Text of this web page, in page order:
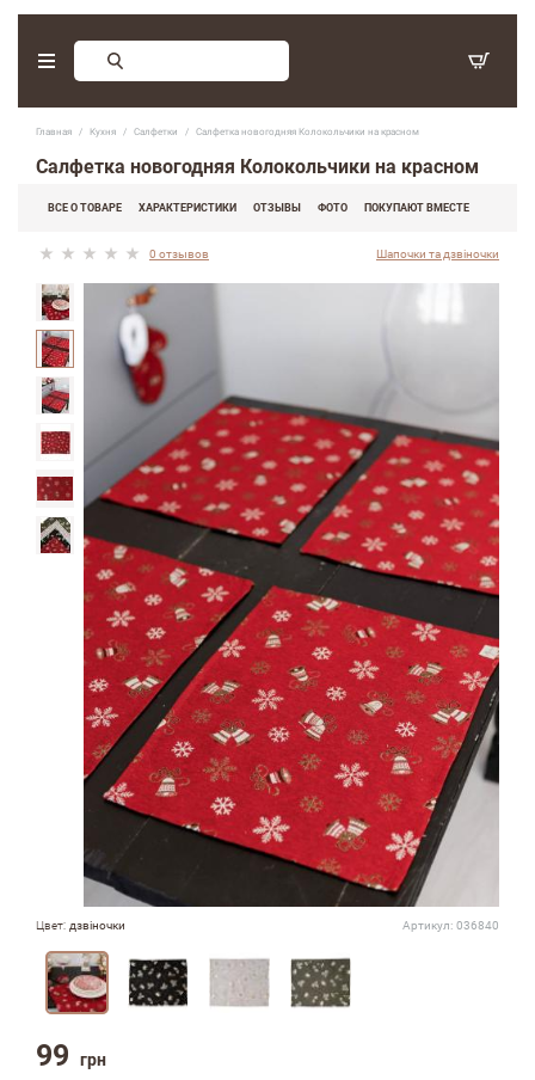
Главная Кухня Салфетки Салфетка новогодняя Колокольчики на красном
Салфетка новогодняя Колокольчики на красном
ВСЕ О ТОВАРЕ ХАРАКТЕРИСТИКИ ОТЗЫВЫ ФОТО ПОКУПАЮТ ВМЕСТЕ
0 отзывов Шапочки та дзвіночки
Цвет: дзвіночки Артикул: 036840
99 грн
Заказ обратного звонка
(097) 416-90-33 ,
(066) 339-07-15